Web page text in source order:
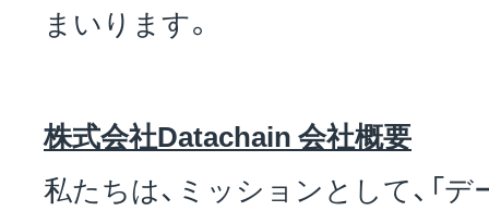
まいります。
株式会社Datachain 会社概要
私たちは、ミッションとして、「